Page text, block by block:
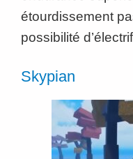
étourdissement
possibilité
Skypian